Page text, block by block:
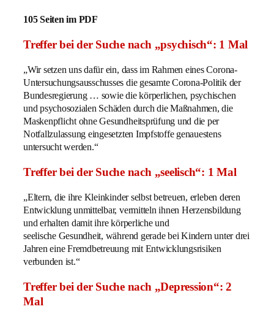
105 Seiten im PDF
Treffer bei der Suche nach „psychisch“: 1 Mal
„Wir setzen uns dafür ein, dass im Rahmen eines Corona-
Untersuchungsausschusses die gesamte Corona-Politik der
Bundesregierung … sowie die körperlichen, psychischen
und psychosozialen Schäden durch die Maßnahmen, die
Maskenpflicht ohne Gesundheitsprüfung und die per
Notfallzulassung eingesetzten Impfstoffe genauestens
untersucht werden.“
Treffer bei der Suche nach „seelisch“: 1 Mal
„Eltern, die ihre Kleinkinder selbst betreuen, erleben deren
Entwicklung unmittelbar, vermitteln ihnen Herzensbildung
und erhalten damit ihre körperliche und
seelische Gesundheit, während gerade bei Kindern unter drei
Jahren eine Fremdbetreuung mit Entwicklungsrisiken
verbunden ist.“
Treffer bei der Suche nach „Depression“: 2
Mal